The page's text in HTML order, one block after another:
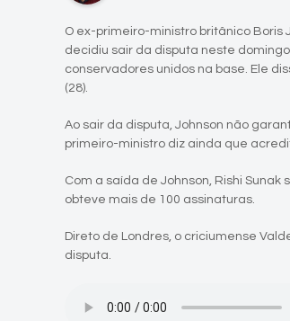
O ex-primeiro-ministro britânico Boris
decidiu sair da disputa neste
conservadores unidos na base. Ele
(28).
Ao sair da disputa, Johnson não
primeiro-ministro diz ainda que
Com a saída de Johnson, Rishi
obteve mais de 100 assinaturas.
Direto de Londres, o criciumense
disputa.